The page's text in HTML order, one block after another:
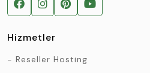
Hizmetler
Reseller Hosting